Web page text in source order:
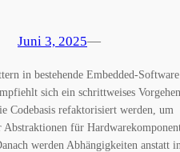
Juni 3, 2025—
in bestehende Embedded-Software
sich ein schrittweises
Codebasis refaktorisiert werden, um
Abstraktionen für
werden Abhängigkeiten anstatt